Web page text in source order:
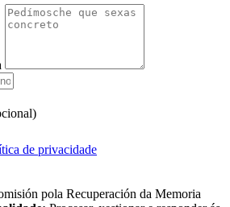
de privacidade
pola Recuperación da Memoria